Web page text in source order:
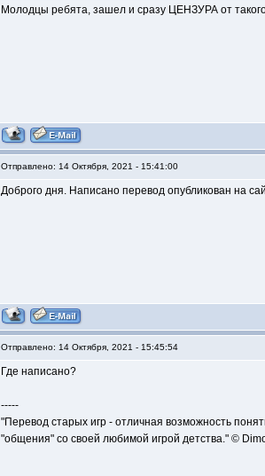
Молодцы ребята, зашел и сразу ЦЕНЗУРА от
Отправлено: 14 Октября, 2021 - 15:41:00
Доброго дня. Написано перевод опубликован на
Отправлено: 14 Октября, 2021 - 15:45:54
Где написано?
-----
"Перевод старых игр - отличная возможность
"общения" со своей любимой игрой детства." ©